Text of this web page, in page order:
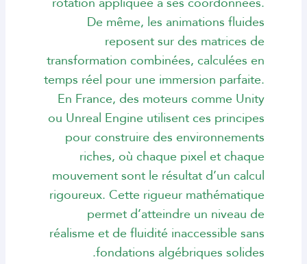
De même, les animations fluides
reposent sur des matrices de
transformation combinées, calculées en
temps réel pour une immersion parfaite.
En France, des moteurs comme Unity
ou Unreal Engine utilisent ces principes
pour construire des environnements
riches, où chaque pixel et chaque
mouvement sont le résultat d’un calcul
rigoureux. Cette rigueur mathématique
permet d’atteindre un niveau de
réalisme et de fluidité inaccessible sans
fondations algébriques solides.